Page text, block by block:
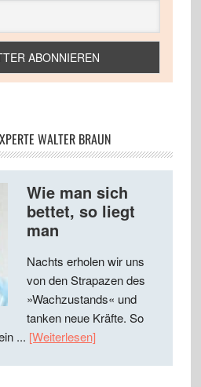
WALTER BRAUN
Wie man sich
bettet, so liegt
man
Nachts erholen wir uns
von den Strapazen des
»Wachzustands« und
tanken neue Kräfte. So
... [Weiterlesen]